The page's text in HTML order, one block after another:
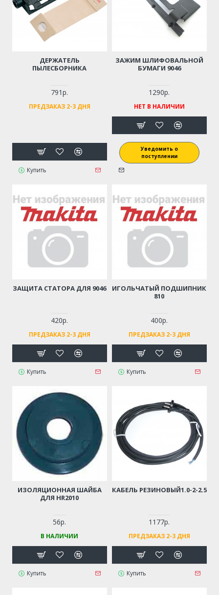
ДЕРЖАТЕЛЬ
ПЫЛЕСБОРНИКА
791р.
ПРЕДЗАКАЗ 2-3 ДНЯ
Купить
ЗАЖИМ ШЛИФОВАЛЬНОЙ
БУМАГИ 9046
1290р.
НЕТ В НАЛИЧИИ
Уведомить о
поступлении
ЗАЩИТА СТАТОРА ДЛЯ 9046
420р.
ПРЕДЗАКАЗ 2-3 ДНЯ
Купить
ИГОЛЬЧАТЫЙ ПОДШИПНИК
810
400р.
ПРЕДЗАКАЗ 2-3 ДНЯ
Купить
ИЗОЛЯЦИОННАЯ ШАЙБА
ДЛЯ HR2010
56р.
В НАЛИЧИИ
Купить
КАБЕЛЬ РЕЗИНОВЫЙ1.0-2-2.5
1177р.
ПРЕДЗАКАЗ 2-3 ДНЯ
Купить